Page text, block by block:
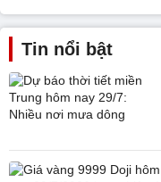
Tin nổi bật